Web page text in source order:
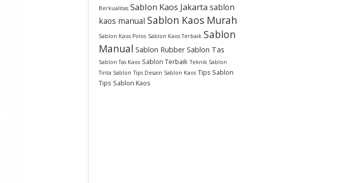
Berkualitas Sablon Kaos Jakarta sablon
kaos manual Sablon Kaos Murah
Sablon Kaos Polos Sablon Kaos Terbaik Sablon
Manual Sablon Rubber Sablon Tas
Sablon Tas Kaos Sablon Terbaik Teknik Sablon
Tinta Sablon Tips Desain Sablon Kaos Tips Sablon
Tips Sablon Kaos